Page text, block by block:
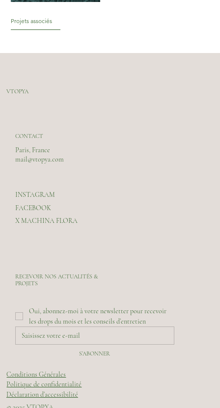
Projets associés
VTOPYA
CONTACT
Paris, France
mail@vtopya.com
INSTAGRAM
FACEBOOK
X MACHINA FLORA
RECEVOIR NOS ACTUALITÉS &
PROJETS
Oui, abonnez-moi à votre newsletter pour recevoir
les drops du mois et les conseils d’entretien
S’ABONNER
Conditions Générales
Politique de confidentialité
Déclaration d’accessibilité